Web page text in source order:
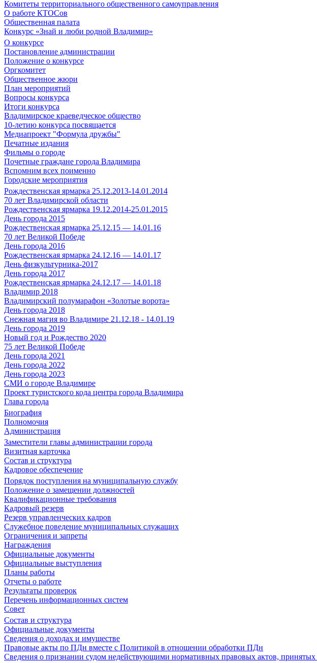
Комитеты территориального общественного самоуправления
О работе КТОСов
Общественная палата
Конкурс «Знай и люби родной Владимир»
О конкурсе
Постановление администрации
Положение о конкурсе
Оргкомитет
Общественное жюри
План мероприятий
Вопросы конкурса
Итоги конкурса
Владимирское краеведческое общество
10-летию конкурса посвящается
Медиапроект "Формула дружбы"
Печатные издания
Фильмы о городе
Почетные граждане города Владимира
Вспомним всех поименно
Городские мероприятия
Рождественская ярмарка 25.12.2013-14.01.2014
70 лет Владимирской области
Рождественская ярмарка 19.12.2014-25.01.2015
День города 2015
Рождественская ярмарка 25.12.15 — 14.01.16
70 лет Великой Победе
День города 2016
Рождественская ярмарка 24.12.16 — 14.01.17
День физкультурника-2017
День города 2017
Рождественская ярмарка 24.12.17 — 14.01.18
Владимир 2018
Владимирский полумарафон «Золотые ворота»
День города 2018
Снежная магия во Владимире 21.12.18 - 14.01.19
День города 2019
Новый год и Рождество 2020
75 лет Великой Победе
День города 2021
День города 2022
День города 2023
СМИ о городе Владимире
Проект туристского кода центра города Владимира
Глава города
Биография
Полномочия
Администрация
Заместители главы администрации города
Визитная карточка
Состав и структура
Кадровое обеспечение
Порядок поступления на муниципальную службу
Положение о замещении должностей
Квалификационные требования
Кадровый резерв
Резерв управленческих кадров
Служебное поведение муниципальных служащих
Ограничения и запреты
Награждения
Официальные документы
Официальные выступления
Планы работы
Отчеты о работе
Результаты проверок
Перечень информационных систем
Совет
Состав и структура
Официальные документы
Сведения о доходах и имуществе
Правовые акты по ПДн вместе с Политикой в отношении обработки ПДн
Сведения о признании судом недействующими нормативных правовых актов,